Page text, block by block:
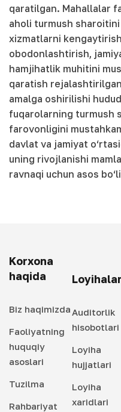
qaratilgan. Mahallalar
aholi turmush
xizmatlarni
obodonlashtirish,
hamjihatlik muhitini
qaratish
amalga oshirilishi
fuqarolarning turmush
farovonligini
davlat va jamiyat
uning rivojlanishi
ravnaqi uchun asos
Korxona
haqida
Biz haqimizda
Faoliyatning
huquqiy
asoslari
Tuzilma
Rahbariyat
Loyihalar
Auditorlik
hisobotlari
Loyiha
hujjatlari
Loyiha
xaridlari